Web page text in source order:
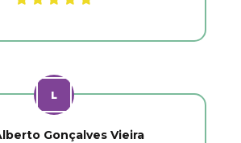
Gonçalves Vieira